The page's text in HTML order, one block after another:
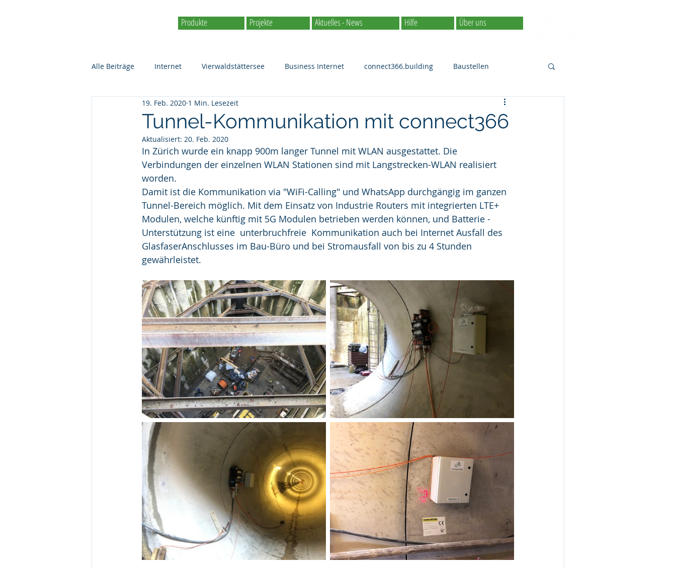
Produkte Projekte Aktuelles - News Hilfe Über uns
Alle Beiträge Internet Vierwaldstättersee Business Internet connect366.building Baustellen
connect366.air Ferienregion Langstrecken-WLAN
Vierwaldstättersee Mobiles Internet Streaming GigaLink Internetversorgung für Asylzentren
Blaulicht Organisation
Tunnel-Kommunikation mit connect366
19. Feb. 2020 1 Min. Lesezeit
Aktualisiert: 20. Feb. 2020
In Zürich wurde ein knapp 900m langer Tunnel mit WLAN ausgestattet. Die
Verbindungen der einzelnen WLAN Stationen sind mit Langstrecken-WLAN realisiert
worden.
Damit ist die Kommunikation via "WiFi-Calling" und WhatsApp durchgängig im ganzen
Tunnel-Bereich möglich. Mit dem Einsatz von Industrie Routers mit integrierten LTE+
Modulen, welche künftig mit 5G Modulen betrieben werden können, und Batterie -
Unterstützung ist eine  unterbruchfreie  Kommunikation auch bei Internet Ausfall des
GlasfaserAnschlusses im Bau-Büro und bei Stromausfall von bis zu 4 Stunden
gewährleistet.